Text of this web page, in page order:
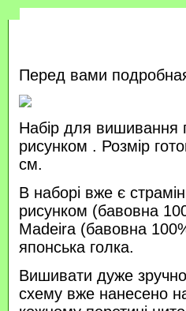
Перед вами
Набір для вишивання
рисунком . Розмір
см.
В наборі вже є
рисунком (бавовна
Madeira (бавовна
японська голка.
Вишивати дуже
схему вже нанесено